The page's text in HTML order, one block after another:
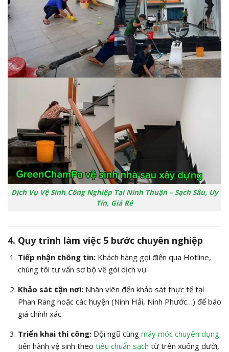
Dịch Vụ Vệ Sinh Công Nghiệp Tại Ninh Thuận – Sạch Sâu, Uy
Tín, Giá Rẻ
4. Quy trình làm việc 5 bước chuyên nghiệp
Tiếp nhận thông tin:Khách hàng gọi điện qua Hotline,
chúng tôi tư vấn sơ bộ về gói dịch vụ.
Khảo sát tận nơi:Nhân viên đến khảo sát thực tế tại
Phan Rang hoặc các huyện (Ninh Hải, Ninh Phước…) để báo
giá chính xác.
Triển khai thi công:Đội ngũ cùng máy móc chuyên dụng
tiến hành vệ sinh theo tiêu chuẩn sạch từ trên xuống dưới,